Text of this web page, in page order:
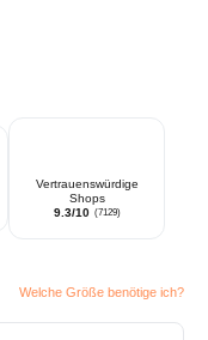
Vertrauenswürdige
Shops
9.3/10 (7129)
Welche Größe benötige ich?